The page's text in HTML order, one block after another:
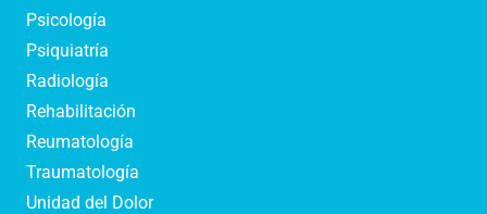
Psicología
Psiquiatría
Radiología
Rehabilitación
Reumatología
Traumatología
Unidad del Dolor